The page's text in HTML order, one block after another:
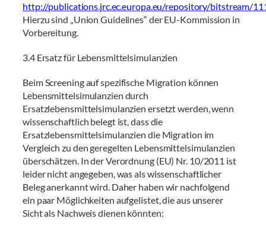
http://publications.jrc.ec.europa.eu/repository/bitstream/
Hierzu sind „Union Guidelines“ der EU-Kommission in
Vorbereitung.
3.4 Ersatz für Lebensmittelsimulanzien
Beim Screening auf spezifische Migration können
Lebensmittelsimulanzien durch
Ersatzlebensmittelsimulanzien ersetzt werden, wenn
wissenschaftlich belegt ist, dass die
Ersatzlebensmittelsimulanzien die Migration im
Vergleich zu den geregelten Lebensmittelsimulanzien
überschätzen. In der Verordnung (EU) Nr. 10/2011 ist
leider nicht angegeben, was als wissenschaftlicher
Beleg anerkannt wird. Daher haben wir nachfolgend
ein paar Möglichkeiten aufgelistet, die aus unserer
Sicht als Nachweis dienen könnten: